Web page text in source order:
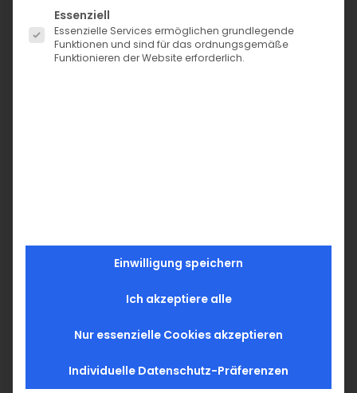
Es folgt eine Liste der Service-Gruppen, für die eine
Essenziell
Essenzielle Services ermöglichen grundlegende
Funktionen und sind für das ordnungsgemäße
Funktionieren der Website erforderlich.
Einwilligung speichern
Ich akzeptiere alle
Nur essenzielle Cookies akzeptieren
Individuelle Datenschutz-Präferenzen